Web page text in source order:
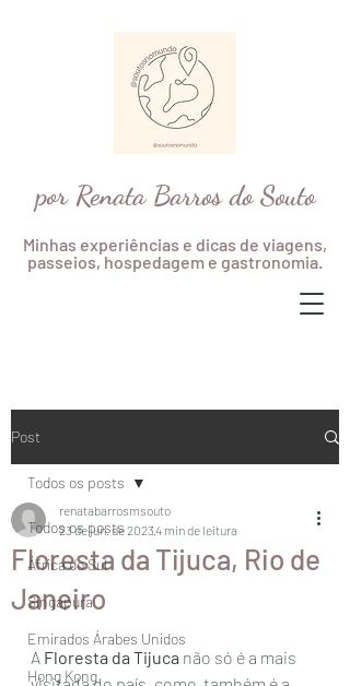
por Renata Barros do Souto
Minhas experiências e dicas de viagens,
passeios, hospedagem e gastronomia.
Post
Todos os posts
África do Sul
Singapura
Emirados Árabes Unidos
Hong Kong
Todos os posts
Floresta da Tijuca, Rio de
Janeiro
renatabarrosmsouto
23 de jun. de 20234 min de leitura
A Floresta da Tijuca não só é a mais